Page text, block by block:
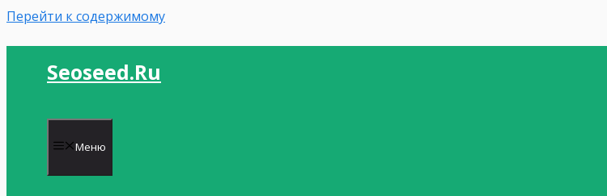
Перейти к содержимому
Seoseed.ru
Меню